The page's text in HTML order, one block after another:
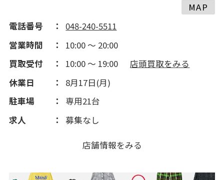
2015(278)
2014(274)
2013(163)
MAP
電話番号
048-240-5511
営業時間
10:00 ～ 20:00
買取受付
10:00 ～ 19:00
店頭買取をみる
休業日
8月17日(月)
駐車場
専用21台
求人
募集なし
店舗情報をみる